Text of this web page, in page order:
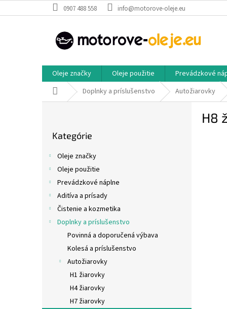
na
0907 488 558 info@motorove-oleje.eu
Oleje značky Oleje použitie Prevádzkové
DomovDoplnky a príslušenstvo Autožiarovky
kategórie
Kategórie
Oleje značky
Oleje použitie
Prevádzkové náplne
Aditíva a prísady
Čistenie a kozmetika
Doplnky a príslušenstvo
Povinná a doporučená výbava
Kolesá a príslušenstvo
Autožiarovky
H1 žiarovky
H4 žiarovky
H7 žiarovky
H8